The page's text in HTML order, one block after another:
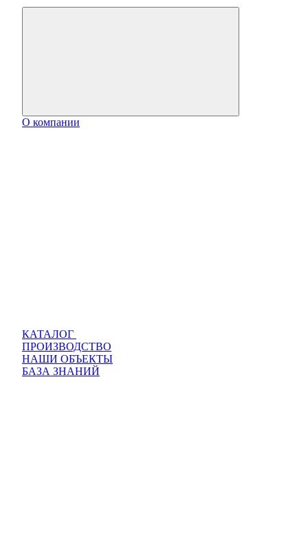
О компании
КАТАЛОГ
ПРОИЗВОДСТВО
НАШИ ОБЪЕКТЫ
БАЗА ЗНАНИЙ